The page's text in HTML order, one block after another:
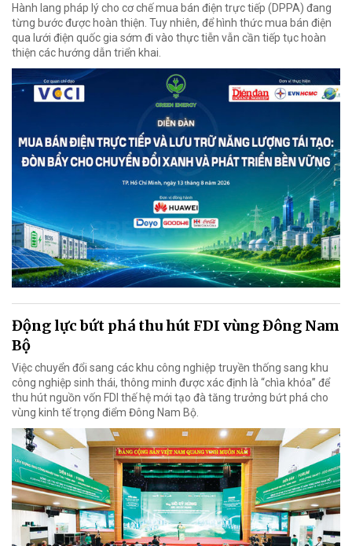
Hành lang pháp lý cho cơ chế mua bán điện trực tiếp (DPPA) đang
từng bước được hoàn thiện. Tuy nhiên, để hình thức mua bán điện
qua lưới điện quốc gia sớm đi vào thực tiễn vẫn cần tiếp tục hoàn
thiện các hướng dẫn triển khai.
Động lực bứt phá thu hút FDI vùng Đông Nam
Bộ
Việc chuyển đổi sang các khu công nghiệp truyền thống sang khu
công nghiệp sinh thái, thông minh được xác định là “chìa khóa” để
thu hút nguồn vốn FDI thế hệ mới tạo đà tăng trưởng bứt phá cho
vùng kinh tế trọng điểm Đông Nam Bộ.